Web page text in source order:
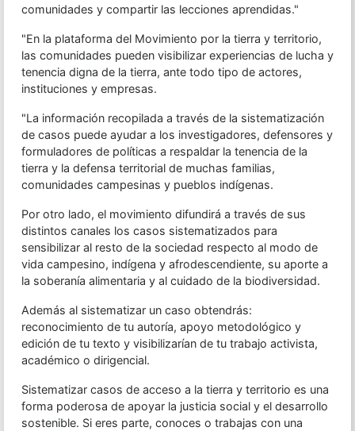
comunidades y compartir las lecciones aprendidas."
"En la plataforma del Movimiento por la tierra y territorio,
las comunidades pueden visibilizar experiencias de lucha y
tenencia digna de la tierra, ante todo tipo de actores,
instituciones y empresas.
"La información recopilada a través de la sistematización
de casos puede ayudar a los investigadores, defensores y
formuladores de políticas a respaldar la tenencia de la
tierra y la defensa territorial de muchas familias,
comunidades campesinas y pueblos indígenas.
Por otro lado, el movimiento difundirá a través de sus
distintos canales los casos sistematizados para
sensibilizar al resto de la sociedad respecto al modo de
vida campesino, indígena y afrodescendiente, su aporte a
la soberanía alimentaria y al cuidado de la biodiversidad.
Además al sistematizar un caso obtendrás:
reconocimiento de tu autoría, apoyo metodológico y
edición de tu texto y visibilizarían de tu trabajo activista,
académico o dirigencial.
Sistematizar casos de acceso a la tierra y territorio es una
forma poderosa de apoyar la justicia social y el desarrollo
sostenible. Si eres parte, conoces o trabajas con una